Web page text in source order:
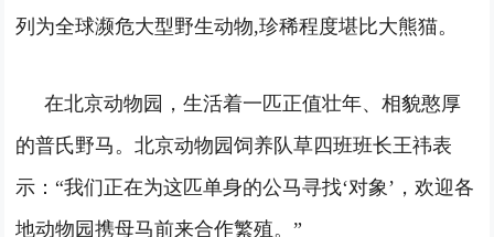
列为全球濒危大型野生动物,珍稀程度堪比大熊猫。
在北京动物园，生活着一匹正值壮年、相貌憨厚
的普氏野马。北京动物园饲养队草四班班长王祎表
示：“我们正在为这匹单身的公马寻找‘对象’，欢迎各
地动物园携母马前来合作繁殖。”